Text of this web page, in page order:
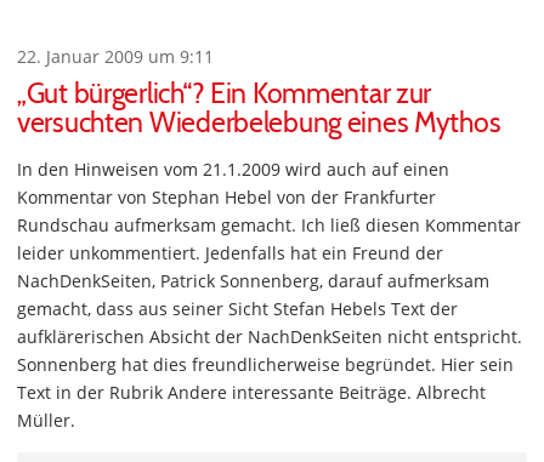
22. Januar 2009 um 9:11
„Gut bürgerlich“? Ein Kommentar zur
versuchten Wiederbelebung eines Mythos
In den Hinweisen vom 21.1.2009 wird auch auf einen
Kommentar von Stephan Hebel von der Frankfurter
Rundschau aufmerksam gemacht. Ich ließ diesen Kommentar
leider unkommentiert. Jedenfalls hat ein Freund der
NachDenkSeiten, Patrick Sonnenberg, darauf aufmerksam
gemacht, dass aus seiner Sicht Stefan Hebels Text der
aufklärerischen Absicht der NachDenkSeiten nicht entspricht.
Sonnenberg hat dies freundlicherweise begründet. Hier sein
Text in der Rubrik Andere interessante Beiträge. Albrecht
Müller.